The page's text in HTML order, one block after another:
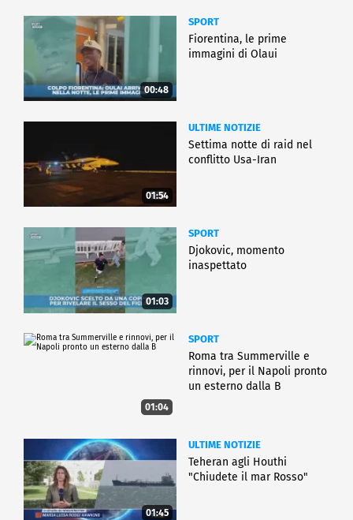
00:48
SPORT
Fiorentina, le prime
immagini di Olaui
01:54
ULTIME NOTIZIE
Settima notte di raid nel
conflitto Usa-Iran
01:03
SPORT
Djokovic, momento
inaspettato
01:04
SPORT
Roma tra Summerville e
rinnovi, per il Napoli pronto
un esterno dalla B
01:45
ULTIME NOTIZIE
Teheran agli Houthi
"Chiudete il mar Rosso"